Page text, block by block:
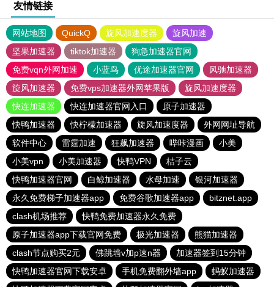
友情链接
网站地图 QuickQ 旋风加速度器
旋风加速
坚果加速器
tiktok加速器
狗急加速器官网
免费vqn外网加速
小蓝鸟 优途加速器官网
风驰加速器
旋风加速器
免费vps加速器外网苹果版
旋风加速度器
快连加速器
快连加速器官网入口
原子加速器
快鸭加速器
快柠檬加速器 旋风加速度器
外网网址导航
软件中心
雷霆加速 狂飙加速器 哔咔漫画
小美
小美vpn
小美加速器 快鸭VPN
桔子云
快鸭加速器官网
白鲸加速器 水母加速
银河加速器
永久免费梯子加速器app
免费谷歌加速器app
bitznet.app
clash机场推荐
快鸭免费加速器永久免费
原子加速器app下载官网免费
极光加速器
熊猫加速器
clash节点购买2元
佛跳墙v加p速n器
加速器签到15分钟
快鸭加速器官网下载安卓
手机免费翻外墙app
蚂蚁加速器